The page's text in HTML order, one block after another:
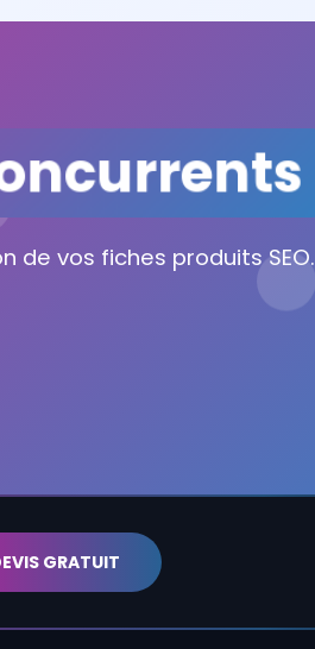
de vos fiches produits SEO.
GRATUIT